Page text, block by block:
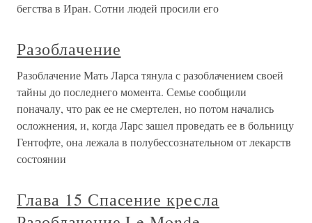
бегства в Иран. Сотни людей просили его
Разоблачение
Разоблачение Мать Ларса тянула с разоблачением своей
тайны до последнего момента. Семье сообщили
поначалу, что рак ее не смертелен, но потом начались
осложнения, и, когда Ларс зашел проведать ее в больницу
Гентофте, она лежала в полубессознательном от лекарств
состоянии
Глава 15 Спасение кресла